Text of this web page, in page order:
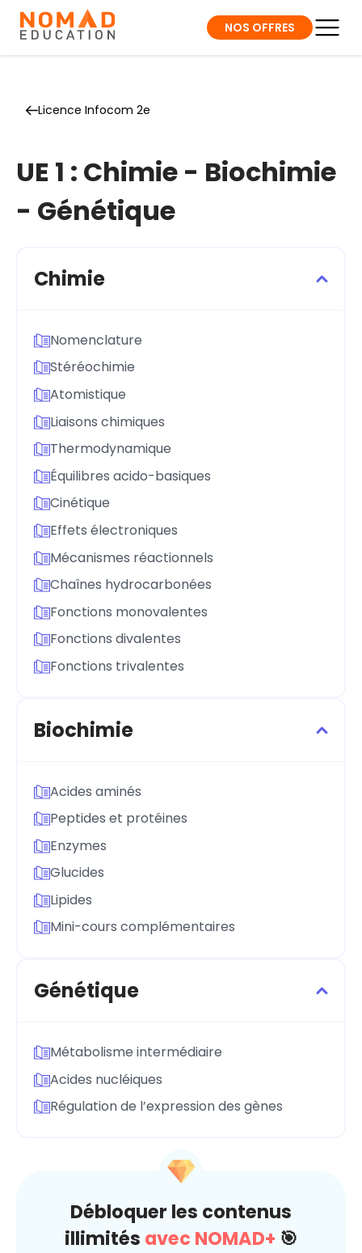
NOS OFFRES
Licence Infocom 2e
UE 1 : Chimie - Biochimie
- Génétique
Chimie
Nomenclature
Stéréochimie
Atomistique
Liaisons chimiques
Thermodynamique
Équilibres acido-basiques
Cinétique
Effets électroniques
Mécanismes réactionnels
Chaînes hydrocarbonées
Fonctions monovalentes
Fonctions divalentes
Fonctions trivalentes
Biochimie
Acides aminés
Peptides et protéines
Enzymes
Glucides
Lipides
Mini-cours complémentaires
Génétique
Métabolisme intermédiaire
Acides nucléiques
Régulation de l’expression des gènes
Débloquer les contenus
illimités avec NOMAD+ 🎯